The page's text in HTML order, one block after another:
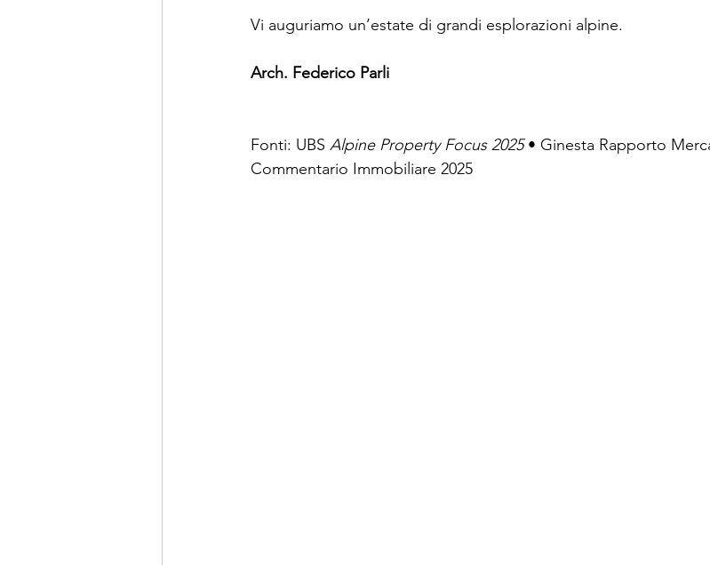
Vi auguriamo un’estate di grandi esplorazioni alpine.
Arch. Federico Parli
Fonti: UBS Alpine Property Focus 2025 • Ginesta Rapporto
Commentario Immobiliare 2025